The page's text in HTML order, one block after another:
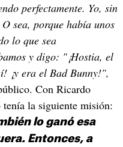
perfectamente. Yo, sin
sea, porque había unos
lo que sea
y digo: "¡Hostia, el
¡y era el Bad Bunny!",
Con Ricardo
la siguiente misión:
lo ganó esa
Entonces, a